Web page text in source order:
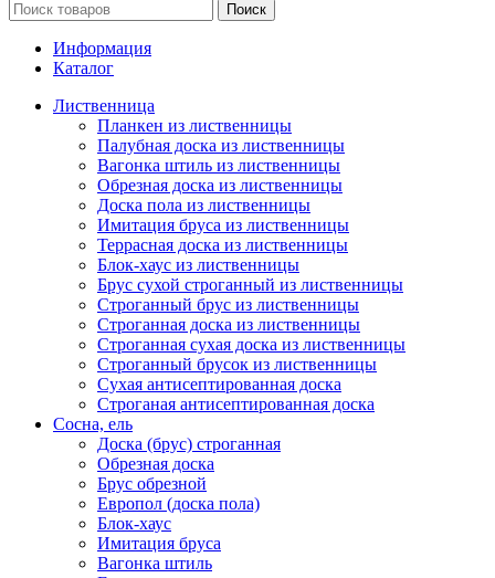
Поиск
Информация
Каталог
Лиственница
Планкен из лиственницы
Палубная доска из лиственницы
Вагонка штиль из лиственницы
Обрезная доска из лиственницы
Доска пола из лиственницы
Имитация бруса из лиственницы
Террасная доска из лиственницы
Блок-хаус из лиственницы
Брус сухой строганный из лиственницы
Строганный брус из лиственницы
Строганная доска из лиственницы
Строганная сухая доска из лиственницы
Строганный брусок из лиственницы
Сухая антисептированная доска
Строганая антисептированная доска
Сосна, ель
Доска (брус) строганная
Обрезная доска
Брус обрезной
Европол (доска пола)
Блок-хаус
Имитация бруса
Вагонка штиль